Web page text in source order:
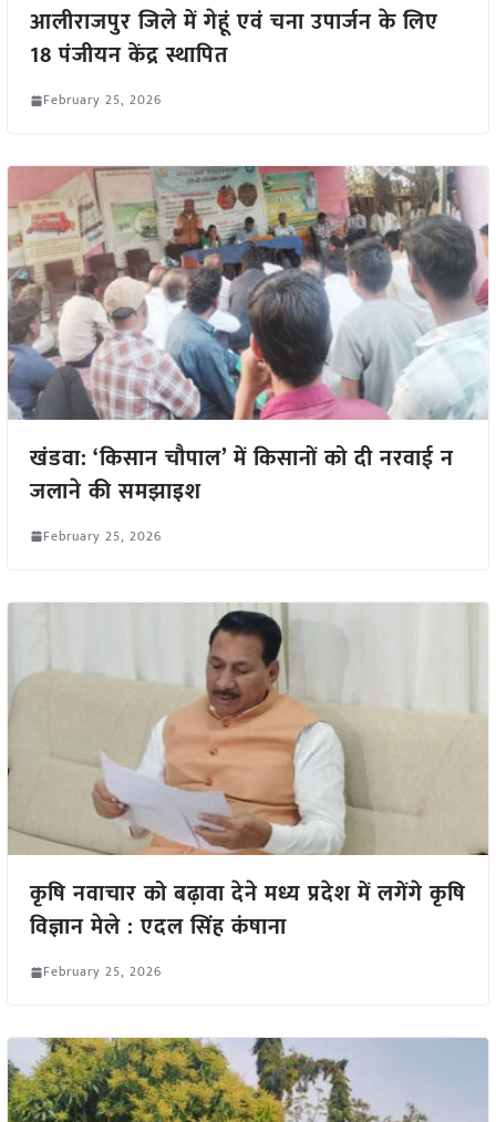
आलीराजपुर जिले में गेहूं एवं चना उपार्जन के लिए
18 पंजीयन केंद्र स्थापित
February 25, 2026
खंडवा: ‘किसान चौपाल’ में किसानों को दी नरवाई न
जलाने की समझाइश
February 25, 2026
कृषि नवाचार को बढ़ावा देने मध्य प्रदेश में लगेंगे कृषि
विज्ञान मेले : एदल सिंह कंषाना
February 25, 2026